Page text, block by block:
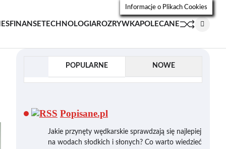
FINANSETECHNOLOGIA ROZRYWKA POLECANE
POPULARNE NOWE
Popisane.pl
Jakie przynęty wędkarskie sprawdzają się najlepiej
na wodach słodkich i słonych? Co warto wiedzieć
Informacje o Plikach Cookies